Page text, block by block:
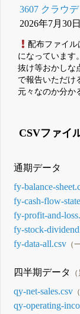
詳しく見られる
登録すると永
3607 クラウ
2026年7月30
配布ファイル
になっています。
抜け等おかしな
で報告いただけ
元々なのか分か
CSVファイ
通期データ
fy-balance-
fy-cash-flow-
fy-profit-and-
fy-stock-
fy-data-all.csv （
四半期データ
qy-net-sales.csv
qy-operating-